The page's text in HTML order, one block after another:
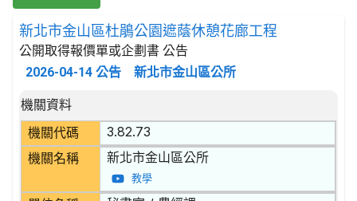
新北市金山區杜鵑公園遮蔭休憩花廊工程
公開取得報價單或企劃書 公告
2026-04-14 公告 新北市金山區公所
招標公告詳細內容
機關資料
機關代碼
3.82.73
機關名稱 新北市金山區公所
教學